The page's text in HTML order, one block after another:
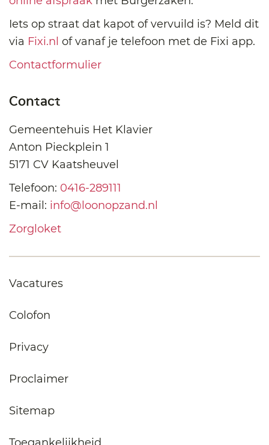
Iets op straat dat kapot of vervuild is? Meld dit
via Fixi.nl of vanaf je telefoon met de Fixi app.
Contactformulier
Contact
Gemeentehuis Het Klavier
Anton Pieckplein 1
5171 CV Kaatsheuvel
Telefoon: 0416-289111
E-mail: info@loonopzand.nl
Zorgloket
Vacatures
Colofon
Privacy
Proclaimer
Sitemap